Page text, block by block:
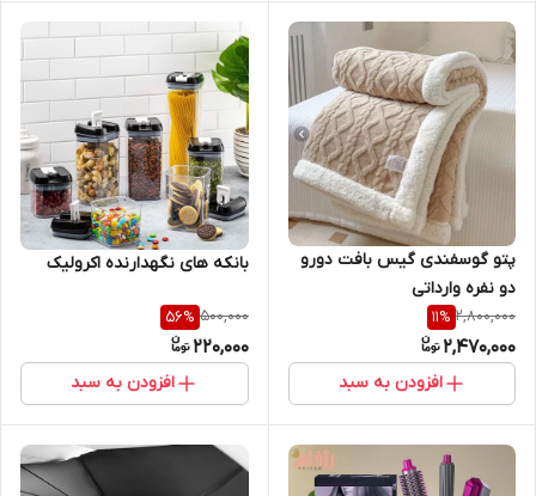
پتو گوسفندی گیس بافت دورو
دو نفره وارداتی
2,800,000
11%
2,470,000
افزودن به سبد
بانکه های نگهدارنده اکرولیک
500,000
56%
220,000
افزودن به سبد